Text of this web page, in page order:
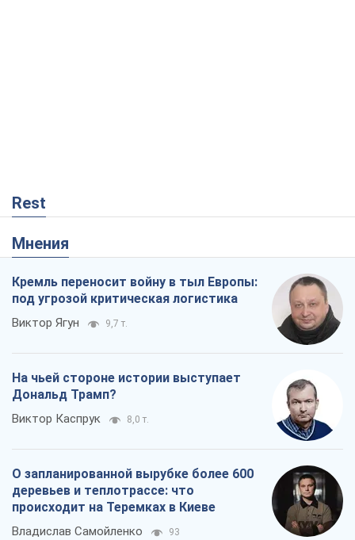
Rest
Мнения
Кремль переносит войну в тыл Европы:
под угрозой критическая логистика
Виктор Ягун 9,7 т.
На чьей стороне истории выступает
Дональд Трамп?
Виктор Каспрук 8,0 т.
О запланированной вырубке более 600
деревьев и теплотрассе: что
происходит на Теремках в Киеве
Владислав Самойленко 93